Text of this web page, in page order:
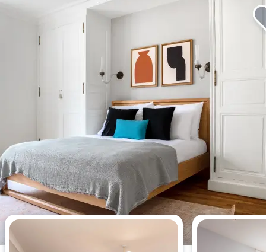
今週最も閲覧されたアパートメン
ト